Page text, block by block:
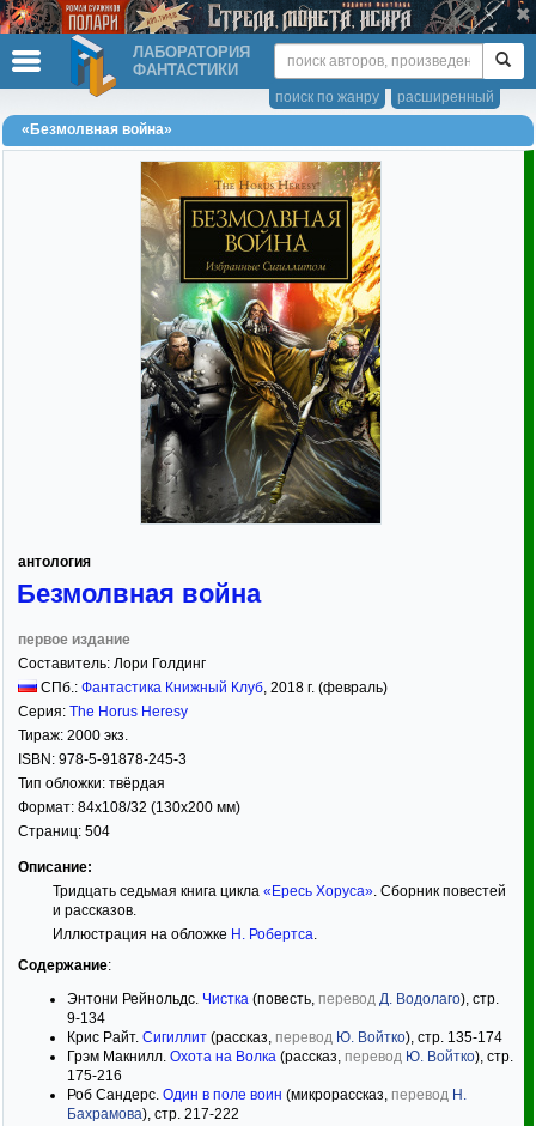
ЛАБОРАТОРИЯ
ФАНТАСТИКИ
расширенный
поиск по жанру
«Безмолвная война»
антология
Безмолвная война
первое издание
Составитель: Лори Голдинг
СПб.: Фантастика Книжный Клуб, 2018 г. (февраль)
Серия: The Horus Heresy
Тираж: 2000 экз.
ISBN: 978-5-91878-245-3
Тип обложки: твёрдая
Формат: 84x108/32 (130x200 мм)
Страниц: 504
Описание:
Тридцать седьмая книга цикла «Ересь Хоруса». Сборник повестей
и рассказов.
Иллюстрация на обложке Н. Робертса.
Содержание:
Энтони Рейнольдс. Чистка (повесть, перевод Д. Водолаго), стр.
9-134
Крис Райт. Сигиллит (рассказ, перевод Ю. Войтко), стр. 135-174
Грэм Макнилл. Охота на Волка (рассказ, перевод Ю. Войтко), стр.
175-216
Роб Сандерс. Один в поле воин (микрорассказ, перевод Н.
Бахрамова), стр. 217-222